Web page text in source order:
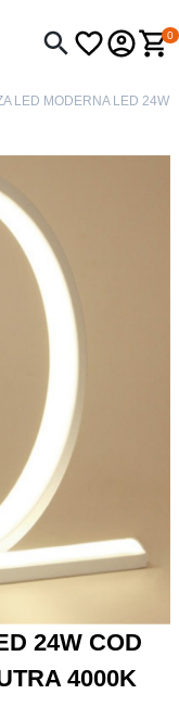
0
LED MODERNA LED 24W
24W COD
4000K